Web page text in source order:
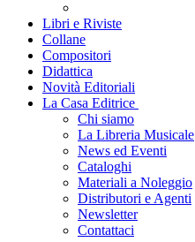
Libri e Riviste
Collane
Compositori
Didattica
Novità Editoriali
La Casa Editrice
Chi siamo
La Libreria Musicale
News ed Eventi
Cataloghi
Materiali a Noleggio
Distributori e Agenti
Newsletter
Contattaci